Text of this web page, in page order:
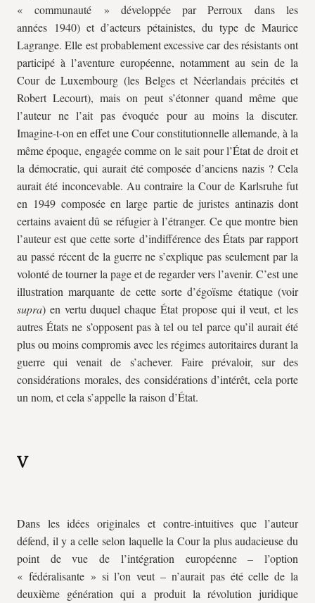
« communauté » développée par Perroux dans les
années 1940) et d’acteurs pétainistes, du type de Maurice
Lagrange. Elle est probablement excessive car des résistants ont
participé à l’aventure européenne, notamment au sein de la
Cour de Luxembourg (les Belges et Néerlandais précités et
Robert Lecourt), mais on peut s’étonner quand même que
l’auteur ne l’ait pas évoquée pour au moins la discuter.
Imagine-t-on en effet une Cour constitutionnelle allemande, à la
même époque, engagée comme on le sait pour l’État de droit et
la démocratie, qui aurait été composée d’anciens nazis ? Cela
aurait été inconcevable. Au contraire la Cour de Karlsruhe fut
en 1949 composée en large partie de juristes antinazis dont
certains avaient dû se réfugier à l’étranger. Ce que montre bien
l’auteur est que cette sorte d’indifférence des États par rapport
au passé récent de la guerre ne s’explique pas seulement par la
volonté de tourner la page et de regarder vers l’avenir. C’est une
illustration marquante de cette sorte d’égoïsme étatique (voir
supra) en vertu duquel chaque État propose qui il veut, et les
autres États ne s’opposent pas à tel ou tel parce qu’il aurait été
plus ou moins compromis avec les régimes autoritaires durant la
guerre qui venait de s’achever. Faire prévaloir, sur des
considérations morales, des considérations d’intérêt, cela porte
un nom, et cela s’appelle la raison d’État.
V
Dans les idées originales et contre-intuitives que l’auteur
défend, il y a celle selon laquelle la Cour la plus audacieuse du
point de vue de l’intégration européenne – l’option
« fédéralisante » si l’on veut – n’aurait pas été celle de la
deuxième génération qui a produit la révolution juridique